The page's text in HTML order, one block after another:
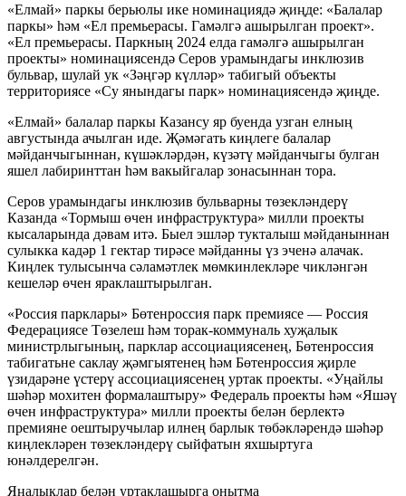
«Елмай» паркы берьюлы ике номинациядә җиңде: «Балалар
паркы» һәм «Ел премьерасы. Гамәлгә ашырылган проект».
«Ел премьерасы. Паркның 2024 елда гамәлгә ашырылган
проекты» номинациясендә Серов урамындагы инклюзив
бульвар, шулай ук «Зәңгәр күлләр» табигый объекты
территориясе «Су янындагы парк» номинациясендә җиңде.
«Елмай» балалар паркы Казансу яр буенда узган елның
августында ачылган иде. Җәмәгать киңлеге балалар
мәйданчыгыннан, күшәкләрдән, күзәтү мәйданчыгы булган
яшел лабиринттан һәм вакыйгалар зонасыннан тора.
Серов урамындагы инклюзив бульварны төзекләндерү
Казанда «Тормыш өчен инфраструктура» милли проекты
кысаларында дәвам итә. Быел эшләр тукталыш мәйданыннан
сулыкка кадәр 1 гектар тирәсе мәйданны үз эченә алачак.
Киңлек тулысынча сәламәтлек мөмкинлекләре чикләнгән
кешеләр өчен яраклаштырылган.
«Россия парклары» Бөтенроссия парк премиясе — Россия
Федерациясе Төзелеш һәм торак-коммуналь хуҗалык
министрлыгының, парклар ассоциациясенең, Бөтенроссия
табигатьне саклау җәмгыятенең һәм Бөтенроссия җирле
үзидарәне үстерү ассоциациясенең уртак проекты. «Уңайлы
шәһәр мохитен формалаштыру» Федераль проекты һәм «Яшәү
өчен инфраструктура» милли проекты белән берлектә
премияне оештыручылар илнең барлык төбәкләрендә шәһәр
киңлекләрен төзекләндерү сыйфатын яхшыртуга
юнәлдерелгән.
Яңалыклар белән уртаклашырга онытма